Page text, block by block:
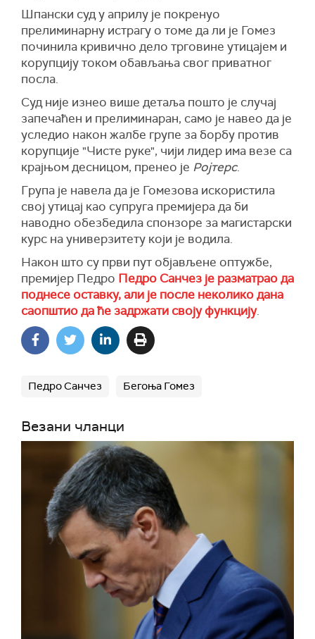
Шпански суд у априлу је покренуо
прелиминарну истрагу о томе да ли је Гомез
починила кривично дело трговине утицајем и
корупцију током обављања свог приватног
посла.
Суд није изнео више детаља пошто је случај
запечаћен и прелиминаран, само је навео да је
уследио након жалбе групе за борбу против
корупције "Чисте руке", чији лидер има везе са
крајњом десницом, пренео је Ројтерс.
Група је навела да је Гомезова искористила
свој утицај као супруга премијера да би
наводно обезбедила спонзоре за магистарски
курс на универзитету који је водила.
Након што су први пут објављене оптужбе,
премијер Педро Педро Санчез је разматрао да
поднесе оставку, али је после неколико дана
саопштио да ће задржати своју функцију.
Педро Санчез Бегоња Гомез
Везани чланци